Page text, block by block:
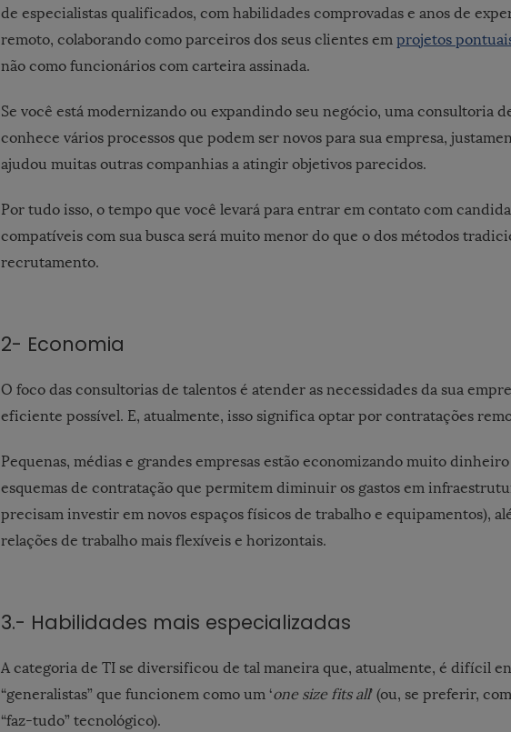
de especialistas qualificados, com habilidades comprovadas e anos de
remoto, colaborando como parceiros dos seus clientes em projetos
não como funcionários com carteira assinada.
Se você está modernizando ou expandindo seu negócio, uma consultoria
conhece vários processos que podem ser novos para sua empresa,
ajudou muitas outras companhias a atingir objetivos parecidos.
Por tudo isso, o tempo que você levará para entrar em contato com
compatíveis com sua busca será muito menor do que o dos métodos
recrutamento.
2- Economia
O foco das consultorias de talentos é atender as necessidades da sua
eficiente possível. E, atualmente, isso significa optar por contratações
Pequenas, médias e grandes empresas estão economizando muito dinheiro
esquemas de contratação que permitem diminuir os gastos em
precisam investir em novos espaços físicos de trabalho e equipamentos),
relações de trabalho mais flexíveis e horizontais.
3.- Habilidades mais especializadas
A categoria de TI se diversificou de tal maneira que, atualmente, é difícil
“generalistas” que funcionem como um ‘one size fits all’ (ou, se preferir,
“faz-tudo” tecnológico).